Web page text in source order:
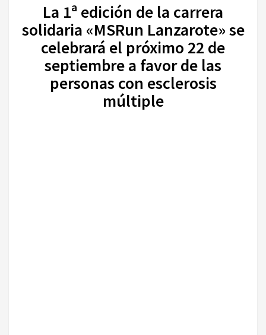
La 1ª edición de la carrera
solidaria «MSRun Lanzarote» se
celebrará el próximo 22 de
septiembre a favor de las
personas con esclerosis
múltiple